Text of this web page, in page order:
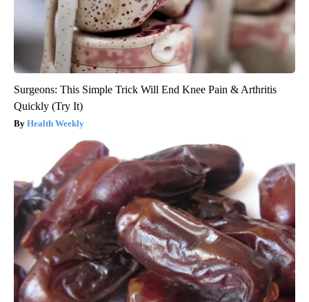
Surgeons: This Simple Trick Will End Knee Pain & Arthritis
Quickly (Try It)
Health Weekly